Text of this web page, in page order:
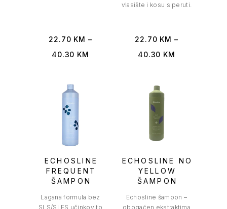
22.70 KM –
40.30 KM
vlasište i kosu s peruti.
22.70 KM –
40.30 KM
ECHOSLINE
FREQUENT
ŠAMPON
Lagana formula bez
SLS/SLES učinkovito
ECHOSLINE NO
YELLOW
ŠAMPON
Echosline šampon –
obogaćen ekstraktima